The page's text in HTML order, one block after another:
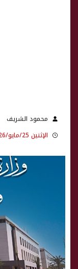
محمود الشريف
الإثنين 25/مايو/2026 - 10:56 ص